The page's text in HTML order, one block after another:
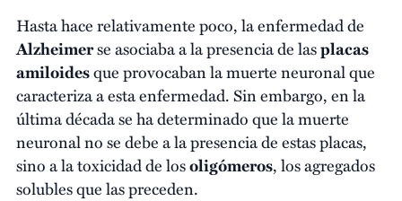
Hasta hace relativamente poco, la enfermedad de
Alzheimerse asociaba a la presencia de lasplacas
amiloidesque provocaban la muerte neuronal que
caracteriza a esta enfermedad. Sin embargo, en la
última década se ha determinado que la muerte
neuronal no se debe a la presencia de estas placas,
sino a la toxicidad de losoligómeros, los agregados
solubles que las preceden.